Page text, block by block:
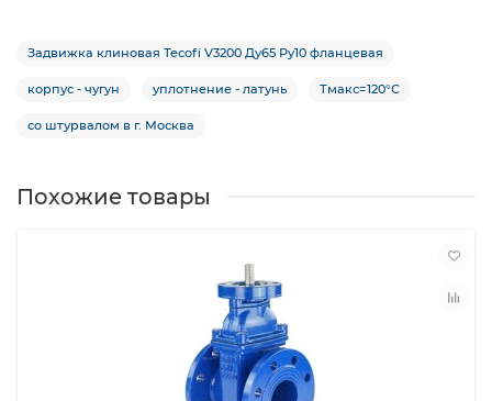
Задвижка клиновая Tecofi V3200 Ду65 Ру10 фланцевая
корпус - чугун уплотнение - латунь Тмакс=120°С
со штурвалом в г. Москва
Похожие товары